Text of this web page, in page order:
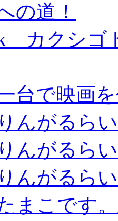
の道！
カクシゴ
台で映画
んがるら
んがるら
んがるら
まこです